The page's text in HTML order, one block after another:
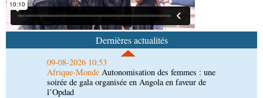
Dernières actualités
09-08-2026 10:53
Autonomisation des femmes : une
soirée de gala organisée en Angola en faveur de
09-08-2026 10:38
Art-Culture-MédiaCinéma: le film congolais «
Es’crim» promeut la lutte contre la délinquance
juvénile par le sport